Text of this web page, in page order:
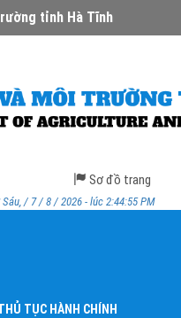
tỉnh Hà Tĩnh
Sơ đồ trang
Sáu, / 7 / 8 / 2026 - lúc 2:44:55 PM
TỤC HÀNH CHÍNH